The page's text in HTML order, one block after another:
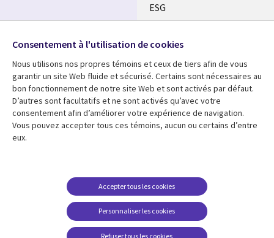
ESG
Fusions
Salle de presse
Ressources
Articles
Études de cas
Baladodiffusions
Support
Restrictions et
conditions juridiques
Carrières FAQ
Centre de gestion des
Suivez-nous
Social
Media
Global
FR
Consentement à l'utilisation de cookies
Nous utilisons nos propres témoins et ceux de tiers afin de vous
garantir un site Web fluide et sécurisé. Certains sont nécessaires au
bon fonctionnement de notre site Web et sont activés par défaut.
D’autres sont facultatifs et ne sont activés qu’avec votre
consentement afin d’améliorer votre expérience de navigation.
Vous pouvez accepter tous ces témoins, aucun ou certains d’entre
eux.
Personnaliser les cookies
Accepter tous les cookies
Refuser tous les cookies